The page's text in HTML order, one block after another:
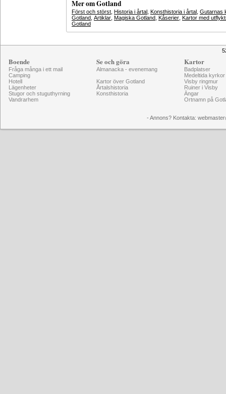
Mer om Gotland
Först och störst Historia i årtal Konsthistoria i årtal Gutarnas
Gotland Artiklar Magiska Gotland Kåserier Kartor med
Gotland
Boende
Fråga många i ett mail
Camping
Hotell
Lägenheter
Stugor och stuguthyrning
Vandrarhem
Se och göra
Almanacka - evenemang
Kartor över Gotland
Årtalshistoria
Konsthistoria
Kartor
Badplatser
Medeltida kyrkor
Visby ringmur
Ruiner i Visby
Ängar
Ortnamn på
- Annons? Kontakta: